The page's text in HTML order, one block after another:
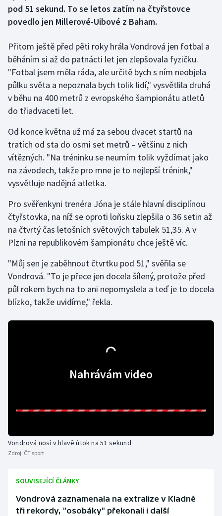
Dostihy
Florbal
Futsal
Golf
Gymnastika
Jezdectví
Judo
Lezení
Lyže a snowboard
Moderní pětiboj
Motorsport
Rychlostní kanoistika
Short track
Sportovní střelba
pod 51 sekund. To se letos zatím na čtyřstovce
povedlo jen Millerové-Uibové z Baham.
Přitom ještě před pěti roky hrála Vondrová jen fotbal a
běháním si až do patnácti let jen zlepšovala fyzičku.
"Fotbal jsem měla ráda, ale určitě bych s ním neobjela
půlku světa a nepoznala bych tolik lidí," vysvětlila druhá
v běhu na 400 metrů z evropského šampionátu atletů
do třiadvaceti let.
Od konce května už má za sebou dvacet startů na
tratích od sta do osmi set metrů – většinu z nich
vítězných. "Na tréninku se neumím tolik vyždímat jako
na závodech, takže pro mne je to nejlepší trénink,"
vysvětluje nadějná atletka.
Pro svěřenkyni trenéra Jóna je stále hlavní disciplínou
čtyřstovka, na níž se oproti loňsku zlepšila o 36 setin až
na čtvrtý čas letošních světových tabulek 51,35. A v
Plzni na republikovém šampionátu chce ještě víc.
"Můj sen je zaběhnout čtvrtku pod 51," svěřila se
Vondrová. "To je přece jen docela šílený, protože před
půl rokem bych na to ani nepomyslela a teď je to docela
blízko, takže uvidíme," řekla.
Nahrávám video
Vondrová nosí v hlavě útok na 51 sekund
Zdroj: ČT sport
SOUVISEJÍCÍ ČLÁNKY
Vondrová zaznamenala na extralize v Kladně
tři rekordy, "osobáky" překonali i další